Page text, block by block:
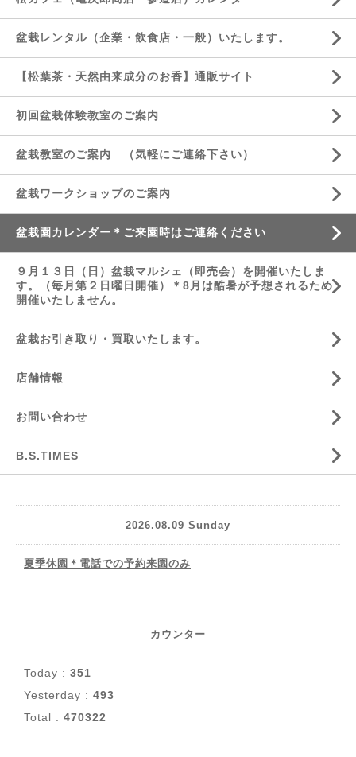
盆栽レンタル（企業・飲食店・一般）いたします。
【松葉茶・天然由来成分のお香】通販サイト
初回盆栽体験教室のご案内
盆栽教室のご案内 （気軽にご連絡下さい）
盆栽ワークショップのご案内
盆栽園カレンダー＊ご来園時はご連絡ください
９月１３日（日）盆栽マルシェ（即売会）を開催いたしま
す。（毎月第２日曜日開催）＊8月は酷暑が予想されるため
開催いたしません。
盆栽お引き取り・買取いたします。
店舗情報
お問い合わせ
B.S.TIMES
2026.08.09 Sunday
夏季休園＊電話での予約来園のみ
カウンター
Today : 351
Yesterday : 493
Total : 470322